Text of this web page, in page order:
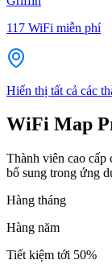
117 WiFi miễn phí
Hiển thị tất cả các
WiFi Map
Thành viên cao cấp
bổ sung trong ứng
Hàng tháng
Hàng năm
Tiết kiệm tới 50%